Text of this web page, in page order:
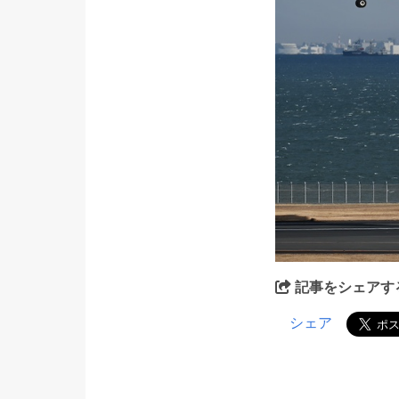
記事をシェアす
シェア